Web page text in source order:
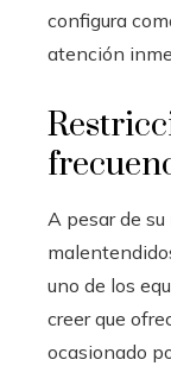
configura
atención
A pesar de
uno de los
creer que
ocasionado